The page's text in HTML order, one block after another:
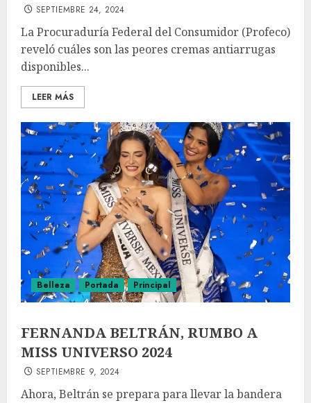
SEPTIEMBRE 24, 2024
La Procuraduría Federal del Consumidor (Profeco)
reveló cuáles son las peores cremas antiarrugas
disponibles...
LEER MÁS
Belleza Portada Principal
FERNANDA BELTRÁN, RUMBO A
MISS UNIVERSO 2024
SEPTIEMBRE 9, 2024
Ahora, Beltrán se prepara para llevar la bandera